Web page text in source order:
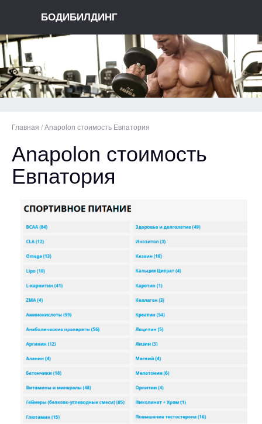
БОДИБИЛДИНГ
Главная / Anapolon стоимость Евпатория
Anapolon стоимость
Евпатория